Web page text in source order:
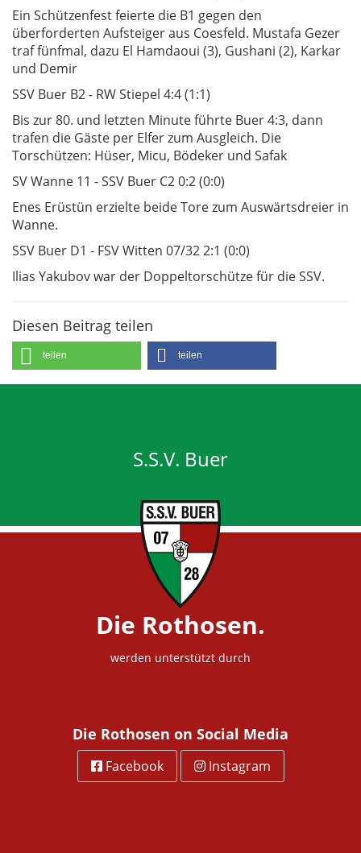
Ein Schützenfest feierte die B1 gegen den
überforderten Aufsteiger aus Coesfeld. Mustafa Gezer
traf fünfmal, dazu El Hamdaoui (3), Gushani (2), Karkar
und Demir
SSV Buer B2 - RW Stiepel 4:4 (1:1)
Bis zur 80. und letzten Minute führte Buer 4:3, dann
trafen die Gäste per Elfer zum Ausgleich. Die
Torschützen: Hüser, Micu, Bödeker und Safak
SV Wanne 11 - SSV Buer C2 0:2 (0:0)
Enes Erüstün erzielte beide Tore zum Auswärtsdreier in
Wanne.
SSV Buer D1 - FSV Witten 07/32 2:1 (0:0)
Ilias Yakubov war der Doppeltorschütze für die SSV.
Diesen Beitrag teilen
teilen teilen
S.S.V. Buer
Die Rothosen.
werden unterstützt durch
Die Rothosen on Social Media
Facebook Instagram